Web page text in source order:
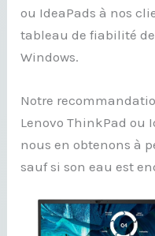
ou IdeaPads à nos
tableau de fiabilité
Windows.
Notre
Lenovo ThinkPad ou
nous en obtenons à
sauf si son eau est